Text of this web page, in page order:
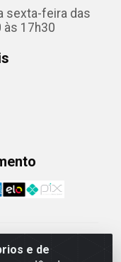
e de
sexta-feira das
às 17h30
Conego Luiz W
do Arroio Duro,